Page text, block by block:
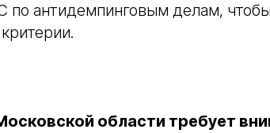
по антидемпинговым делам,
области требует